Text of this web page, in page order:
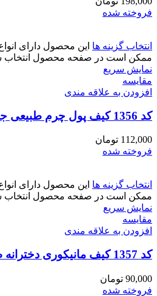
فروخته شده
انتخاب گزینه ها این محصول دارای
ممکن است در صفحه محصول انتخاب
نمایش سریع
مقايسه
افزودن به علاقه مندی
کد 1356 کیف پول چرم طبیعی جلو دوخت
112,000 تومان
فروخته شده
انتخاب گزینه ها این محصول دارای
ممکن است در صفحه محصول انتخاب
نمایش سریع
مقايسه
افزودن به علاقه مندی
کد 1357 کیف مانیکوری دخترانه طرح گل
90,000 تومان
فروخته شده